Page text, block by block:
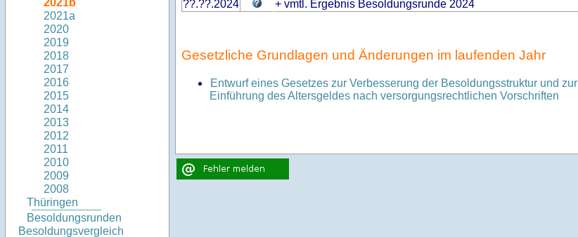
2021b
2021a
2020
2019
2018
2017
2016
2015
2014
2013
2012
2011
2010
2009
2008
Thüringen
Besoldungsrunden
Besoldungsvergleich
??.??.2024
+ vmtl. Ergebnis Besoldungsrunde 2024
Gesetzliche Grundlagen und Änderungen im laufenden Jahr
Entwurf eines Gesetzes zur Verbesserung der Besoldungsstruktur und zur
Einführung des Altersgeldes nach versorgungsrechtlichen Vorschriften